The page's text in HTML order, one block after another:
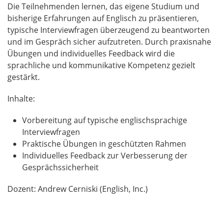
Die Teilnehmenden lernen, das eigene Studium und
bisherige Erfahrungen auf Englisch zu präsentieren,
typische Interviewfragen überzeugend zu beantworten
und im Gespräch sicher aufzutreten. Durch praxisnahe
Übungen und individuelles Feedback wird die
sprachliche und kommunikative Kompetenz gezielt
gestärkt.
Inhalte:
Vorbereitung auf typische englischsprachige
Interviewfragen
Praktische Übungen in geschützten Rahmen
Individuelles Feedback zur Verbesserung der
Gesprächssicherheit
Dozent: Andrew Cerniski (English, Inc.)